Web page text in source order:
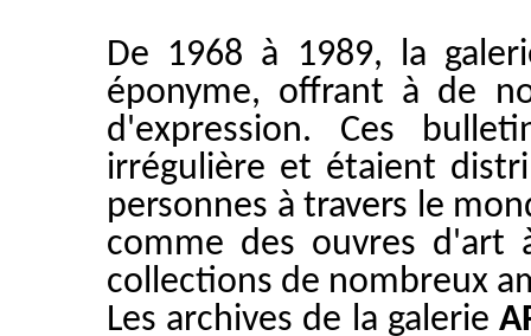
De 1968 à 1989, la
éponyme, offrant à de
d'expression. Ces
irrégulière et étaient
personnes à travers le
comme des ouvres
collections de nombreux
Les archives de la galerie